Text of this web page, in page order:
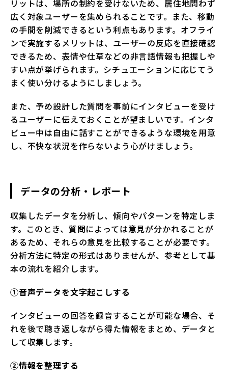
リットは、場所の制約を受けないため、居住地問わず
広く対象ユーザーを集められることです。また、移動
の手間を削減できるという利点もあります。オフライ
ンで実施するメリットは、ユーザーの反応を直接確認
できるため、表情や仕草などの非言語情報も把握しや
すい点が挙げられます。シチュエーションに応じてう
まく使い分けるようにしましょう。
また、予め設計した質問を事前にインタビューを受け
るユーザーに伝えておくことが望ましいです。インタ
ビュー中は自由に話すことができるような環境を用意
し、不快な状況を作らないよう心がけましょう。
データの分析・レポート
収集したデータを分析し、傾向やパターンを特定しま
す。このとき、質問によっては意見が分かれることが
あるため、それらの意見を比較することが必要です。
分析方法に特定の形式はありませんが、参考として基
本の流れを紹介します。
①音声データを文字起こしする
インタビューの回答を録音することが可能な場合、そ
れを後で聴き返しながら得た情報をまとめ、データと
して収集します。
②情報を整理する